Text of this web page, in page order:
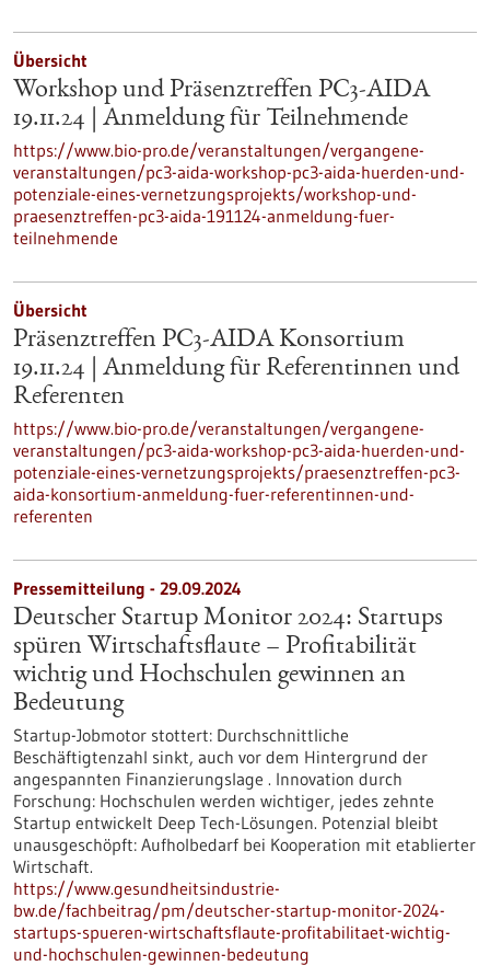
Übersicht
Workshop und Präsenztreffen PC3-AIDA
19.11.24 | Anmeldung für Teilnehmende
https://www.bio-pro.de/veranstaltungen/vergangene-
veranstaltungen/pc3-aida-workshop-pc3-aida-huerden-und-
potenziale-eines-vernetzungsprojekts/workshop-und-
praesenztreffen-pc3-aida-191124-anmeldung-fuer-
teilnehmende
Übersicht
Präsenztreffen PC3-AIDA Konsortium
19.11.24 | Anmeldung für Referentinnen und
Referenten
https://www.bio-pro.de/veranstaltungen/vergangene-
veranstaltungen/pc3-aida-workshop-pc3-aida-huerden-und-
potenziale-eines-vernetzungsprojekts/praesenztreffen-pc3-
aida-konsortium-anmeldung-fuer-referentinnen-und-
referenten
Pressemitteilung - 29.09.2024
Deutscher Startup Monitor 2024: Startups
spüren Wirtschaftsflaute – Profitabilität
wichtig und Hochschulen gewinnen an
Bedeutung
Startup-Jobmotor stottert: Durchschnittliche
Beschäftigtenzahl sinkt, auch vor dem Hintergrund der
angespannten Finanzierungslage . Innovation durch
Forschung: Hochschulen werden wichtiger, jedes zehnte
Startup entwickelt Deep Tech-Lösungen. Potenzial bleibt
unausgeschöpft: Aufholbedarf bei Kooperation mit etablierter
Wirtschaft.
https://www.gesundheitsindustrie-
bw.de/fachbeitrag/pm/deutscher-startup-monitor-2024-
startups-spueren-wirtschaftsflaute-profitabilitaet-wichtig-
und-hochschulen-gewinnen-bedeutung